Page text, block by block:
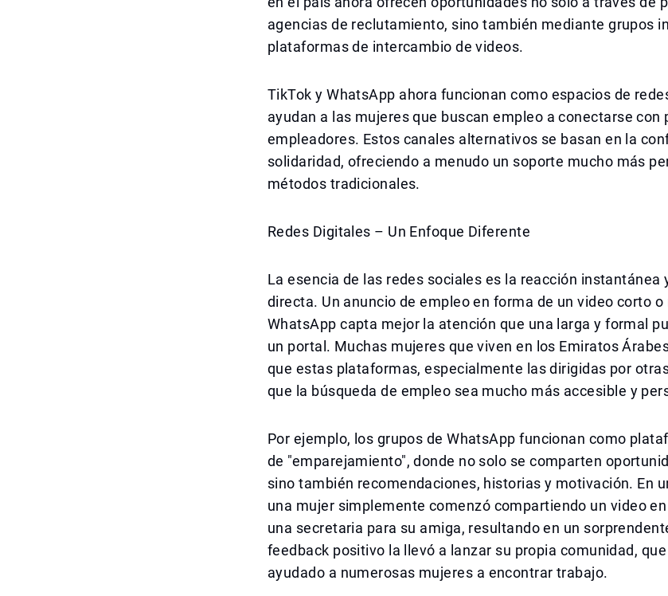
agencias de reclutamiento, sino también mediante grupos
plataformas de intercambio de videos.
TikTok y WhatsApp ahora funcionan como espacios de
ayudan a las mujeres que buscan empleo a conectarse con
empleadores. Estos canales alternativos se basan en la
solidaridad, ofreciendo a menudo un soporte mucho más
métodos tradicionales.
Redes Digitales – Un Enfoque Diferente
La esencia de las redes sociales es la reacción instantánea
directa. Un anuncio de empleo en forma de un video corto o
WhatsApp capta mejor la atención que una larga y formal
un portal. Muchas mujeres que viven en los Emiratos
que estas plataformas, especialmente las dirigidas por
que la búsqueda de empleo sea mucho más accesible y
Por ejemplo, los grupos de WhatsApp funcionan como
de "emparejamiento", donde no solo se comparten
sino también recomendaciones, historias y motivación. En
una mujer simplemente comenzó compartiendo un video
una secretaria para su amiga, resultando en un
feedback positivo la llevó a lanzar su propia comunidad,
ayudado a numerosas mujeres a encontrar trabajo.